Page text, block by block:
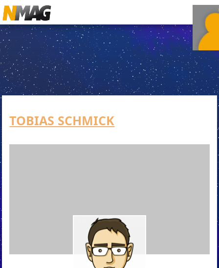
TOBIAS SCHMICK